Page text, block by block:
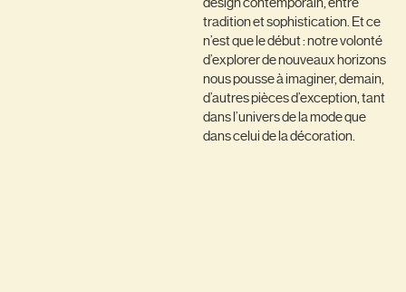
tradition et sophistication. Et ce
n’est que le début : notre volonté
d’explorer de nouveaux horizons
nous pousse à imaginer, demain,
d’autres pièces d’exception, tant
dans l’univers de la mode que
dans celui de la décoration.